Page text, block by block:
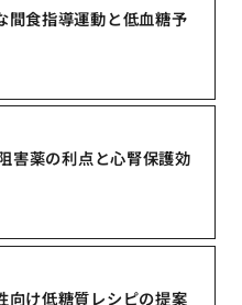
間食指導運動と低血糖予
害薬の利点と心腎保護効
向け低糖質レシピの提案